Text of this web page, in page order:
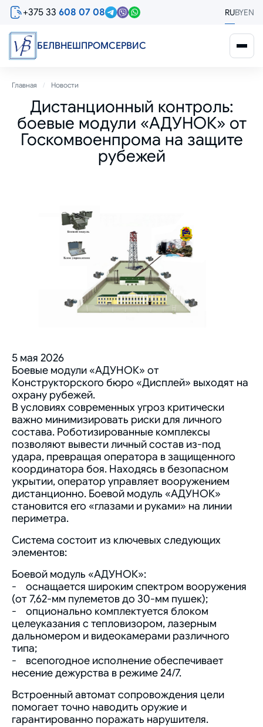
Перейти
содержанию
+375 33 608 07 08 RUBYEN
БЕЛВНЕШПРОМСЕРВИС
Строка
навигации
Главная Новости
Дистанционный контроль:
боевые модули «АДУНОК» от
Госкомвоенпрома на защите
рубежей
5 мая 2026
Боевые модули «АДУНОК» от
Конструкторского бюро «Дисплей» выходят на
охрану рубежей.
В условиях современных угроз критически
важно минимизировать риски для личного
состава. Роботизированные комплексы
позволяют вывести личный состав из-под
удара, превращая оператора в защищенного
координатора боя. Находясь в безопасном
укрытии, оператор управляет вооружением
дистанционно. Боевой модуль «АДУНОК»
становится его «глазами и руками» на линии
периметра.
Система состоит из ключевых следующих
элементов:
Боевой модуль «АДУНОК»:
- оснащается широким спектром вооружения
(от 7,62-мм пулеметов до 30-мм пушек);
- опционально комплектуется блоком
целеуказания с тепловизором, лазерным
дальномером и видеокамерами различного
типа;
- всепогодное исполнение обеспечивает
несение дежурства в режиме 24/7.
Встроенный автомат сопровождения цели
помогает точно наводить оружие и
гарантированно поражать нарушителя.